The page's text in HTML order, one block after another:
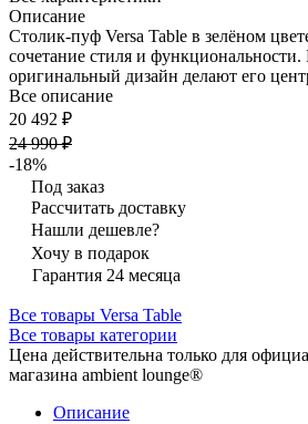
Описание
Столик-пуф Versa Table в зелёном
сочетание стиля и функциональности.
оригинальный дизайн делают его
Все описание
20 492 ₽
24 990 ₽
-18%
Под заказ
Рассчитать доставку
Нашли дешевле?
Хочу в подарок
Гарантия 24 месяца
Все товары Versa Table
Все товары категории
Цена действительна только для
магазина ambient lounge®
Описание